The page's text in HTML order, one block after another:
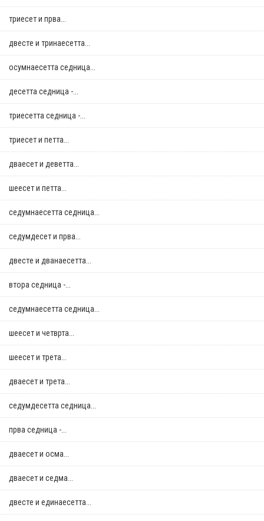
триесет и прва...
двестe и тринаесетта...
осумнaесетта седница...
десетта седница -...
триесетта седница -...
триесет и петта...
дваесет и деветта...
шеесет и петта...
седумнаесетта седница...
седумдесет и прва...
двестe и дванаесетта...
втора седница -...
седумнаесетта седница...
шеесет и четврта...
шеесет и трета...
дваесет и трета...
седумдесетта седница...
прва седница -...
дваесет и осма...
дваесет и седма...
двестe и единаесетта...